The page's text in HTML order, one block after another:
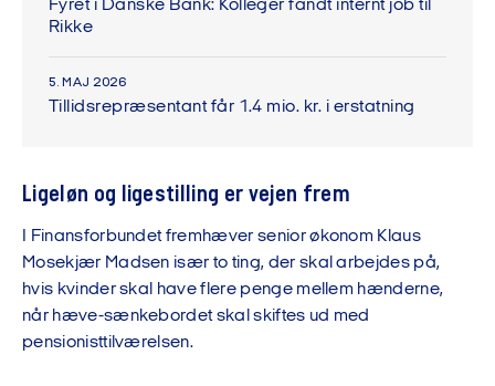
Fyret i Danske Bank: Kolleger fandt internt job til
Rikke
5. MAJ 2026
Tillidsrepræsentant får 1.4 mio. kr. i erstatning
Ligeløn og ligestilling er vejen frem
I Finansforbundet fremhæver senior økonom Klaus
Mosekjær Madsen især to ting, der skal arbejdes på,
hvis kvinder skal have flere penge mellem hænderne,
når hæve-sænkebordet skal skiftes ud med
pensionisttilværelsen.